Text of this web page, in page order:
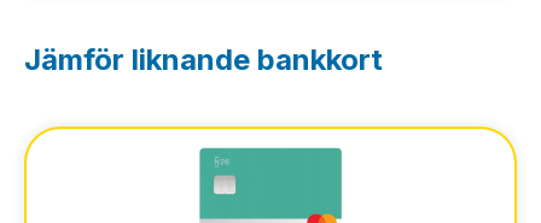
Jämför liknande bankkort